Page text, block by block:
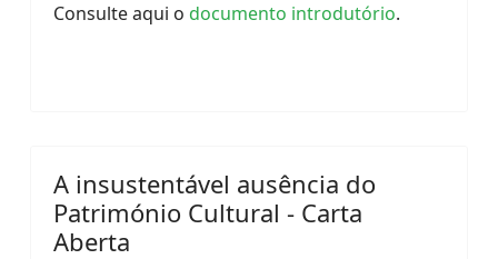
Consulte aqui o documento introdutório.
A insustentável ausência do
Património Cultural - Carta
Aberta